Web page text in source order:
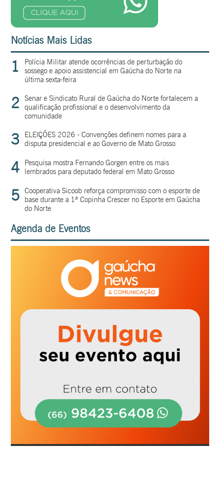
Notícias Mais Lidas
1
Polícia Militar atende ocorrências de perturbação do
sossego e apoio assistencial em Gaúcha do Norte na
última sexta-feira
2
Senar e Sindicato Rural de Gaúcha do Norte fortalecem a
qualificação profissional e o desenvolvimento da
comunidade
3
ELEIÇÕES 2026 - Convenções definem nomes para a
disputa presidencial e ao Governo de Mato Grosso
4
Pesquisa mostra Fernando Gorgen entre os mais
lembrados para deputado federal em Mato Grosso
5 Cooperativa Sicoob reforça compromisso com o esporte de
base durante a 1ª Copinha Crescer no Esporte em Gaúcha
do Norte
Agenda de Eventos